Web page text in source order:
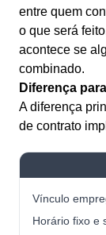
entre quem
o que será
acontece se
combinado.
Diferença
A diferença
de contrato
Vínculo
Horário fixo e